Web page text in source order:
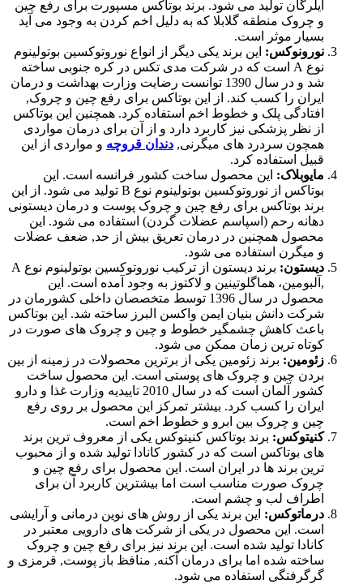
ایلرگان تولید می شود. برند بوتاکس مسپورت برای رفع چین
و چروک منطقه گلابلا که به دلیل اخم کردن به وجود می آید
بسیار موثر است.
نورونوکس: این برند یکی دیگر از انواع نوروتوکسین بوتولینوم
نوع A است که در شرکت مدی تکس در کره جنوبی ساخته
شد و در سال 1390 توانست رضایت وزارت بهداشت و درمان
ایران را کسب کند. از این بوتاکس برای رفع چین و چروک,
افتادگی پلک و خطوط اخم استفاده کرد. همچنین این بوتاکس
از نظر پزشکی نیز کاربرد دارد و از آن برای درمان مواردی
همچون سردرد های میگرنی, دندان قروچه و مواردی از این
قبیل استفاده کرد.
مایوبلاک: این محصول ساخت کشور فرانسه است. این
بوتاکس از نوروتوکسین بوتولینوم نوع B تولید می شود. از این
برند بوتاکس برای رفع چین و چروک پوست و درمان دیستونی
دهانه رحم (اسپاسم عضلات گردن) استفاده می شود. این
محصول همچنین در درمان تعریق بیش از حد, ضعف عضلات
و میگرن استفاده می شود.
دیستون:
برند دیستون از ترکیب نوروتوکسین بوتولینوم نوع A
,آلبومین، هماگلوتینین و لاکتوز به وجود آمده است. این
محصول در سال 1396 توسط متخصصان داخلی کشورمان در
شرکت دانش بنیان ایمن واکسن البرز ساخته شد. این بوتاکس
باعث کاهش چشمگیر خطوط و چین و چروک های صورت در
کوتاه ترین زمان ممکن می شود.
زئومین: برند زئومین یکی از برترین محصولات در زمینه از بین
بردن چین و چروک های پوستی است. این محصول ساخت
کشور آلمان است که در سال 2010 تاییدیه وزارت غذا و دارو
ایران را کسب کرد. بیشتر تمرکز این محصول بر روی رفع
چین و چروک بین ابرو و خطوط اخم است.
کنیتوکس: برند بوتاکس کنیتوکس یکی از معروف ترین برند
های بوتاکس است که در کشور کانادا تولید شده و از محبوب
ترین برند ها در ایران است. این محصول برای رفع چین و
چروک صورت مناسب است اما بیشترین کاربرد آن برای
اطراف لب و چشم است.
درماتوکس: این برند یکی از روش های نوین درمانی و آرایشی
است. این محصول در یکی از شرکت های دارویی معتبر در
کانادا تولید شده است. این برند نیز برای رفع چین و چروک
ساخته شده اما برای درمان آکنه, منافظ باز پوست, قرمزی و
گرگرفتگی استفاده می شود.